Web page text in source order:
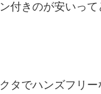
付きのが安いって
タでハンズフリー